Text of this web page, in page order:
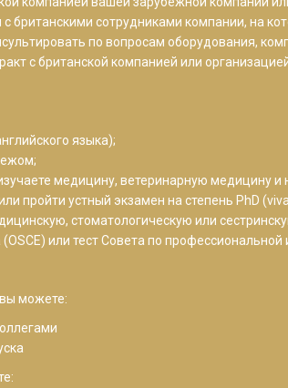
британскими сотрудниками компании, на
по вопросам оборудования,
с британской компанией или
языка);
медицину, ветеринарную медицину и
пройти устный экзамен на степень PhD
стоматологическую или
или тест Совета по профессиональной
можете: